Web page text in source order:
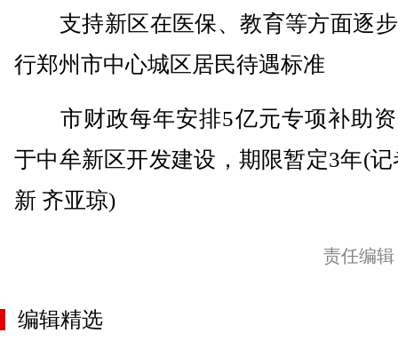
支持新区在医保、教育等方面逐
行郑州市中心城区居民待遇标准
市财政每年安排5亿元专项补助资
于中牟新区开发建设，期限暂定3年(记
新 齐亚琼)
责任编
编辑精选